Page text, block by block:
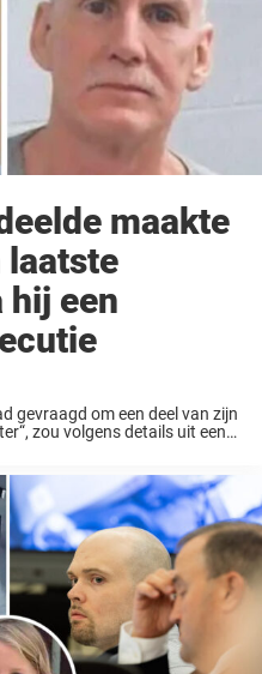
maakte
laatste
hij een
gevraagd om een deel van zijn
zou volgens details uit een